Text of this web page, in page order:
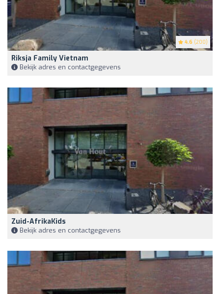
4.6 (200)
Riksja Family Vietnam
Bekijk adres en contactgegevens
Zuid-AfrikaKids
Bekijk adres en contactgegevens